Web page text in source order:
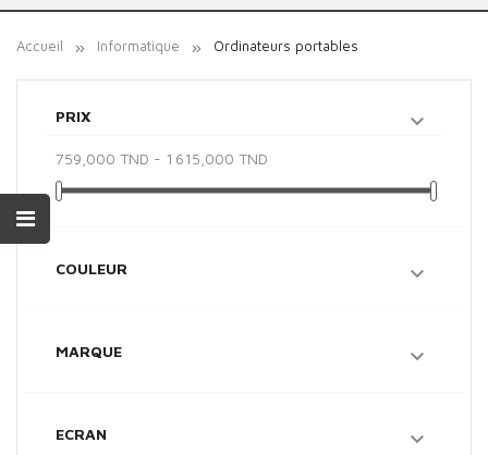
Accueil Informatique Ordinateurs portables
PRIX 
759,000 TND - 1 615,000 TND
COULEUR 
MARQUE 
ECRAN 